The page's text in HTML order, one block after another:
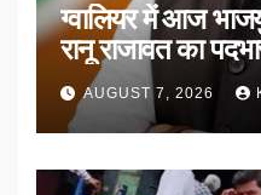
ग्वालियर में आज
रानू राजावत का
AUGUST 7, 2026